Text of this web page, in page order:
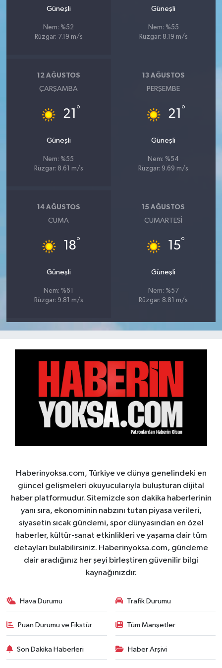
Güneşli
Nem: %52
Rüzgar: 7.19 m/s
Güneşli
Nem: %55
Rüzgar: 8.19 m/s
12 AĞUSTOS
ÇARŞAMBA
21 °
Güneşli
Nem: %55
Rüzgar: 8.61 m/s
13 AĞUSTOS
PERŞEMBE
21 °
Güneşli
Nem: %54
Rüzgar: 9.69 m/s
14 AĞUSTOS
CUMA
18°
Güneşli
Nem: %61
Rüzgar: 9.81 m/s
15 AĞUSTOS
CUMARTESI
15°
Güneşli
Nem: %57
Rüzgar: 8.81 m/s
Haberinyoksa.com, Türkiye ve dünya genelindeki en
güncel gelişmeleri okuyucularıyla buluşturan dijital
haber platformudur. Sitemizde son dakika haberlerinin
yanı sıra, ekonominin nabzını tutan piyasa verileri,
siyasetin sıcak gündemi, spor dünyasından en özel
haberler, kültür-sanat etkinlikleri ve yaşama dair tüm
detayları bulabilirsiniz. Haberinyoksa.com, gündeme
dair aradığınız her şeyi birleştiren güvenilir bilgi
kaynağınızdır.
Hava Durumu Trafik Durumu
Puan Durumu ve Fikstür Tüm Manşetler
Son Dakika Haberleri Haber Arşivi